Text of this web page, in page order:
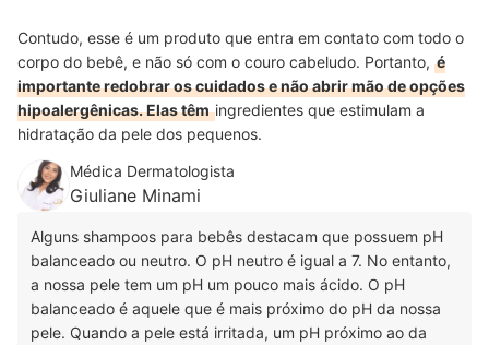
Contudo, esse é um produto que entra em contato com todo o
corpo do bebê, e não só com o couro cabeludo. Portanto, é
importante redobrar os cuidados e não abrir mão de opções
hipoalergênicas. Elas têmingredientes que estimulam a
hidratação da pele dos pequenos.
Médica Dermatologista
Giuliane Minami
Alguns shampoos para bebês destacam que possuem pH
balanceado ou neutro. O pH neutro é igual a 7. No entanto,
a nossa pele tem um pH um pouco mais ácido. O pH
balanceado é aquele que é mais próximo do pH da nossa
pele. Quando a pele está irritada, um pH próximo ao da